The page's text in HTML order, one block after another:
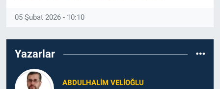
05 Şubat 2026 - 10:10
Yazarlar
ABDULHALIM VELIOĞLU